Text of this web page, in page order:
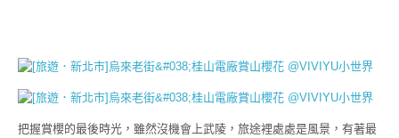
把握賞櫻的最後時光，雖然沒機會上武陵，旅途裡處處是風景，有著最